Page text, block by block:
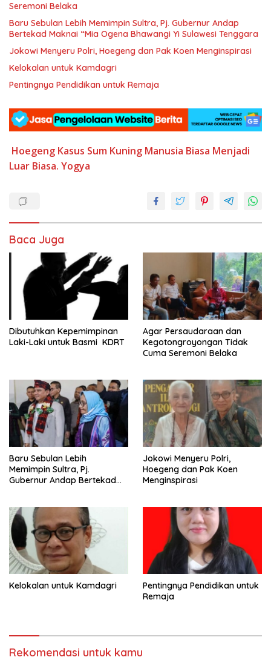
Seremoni Belaka
Baru Sebulan Lebih Memimpin Sultra, Pj. Gubernur Andap
Bertekad Maknai “Mia Ogena Bhawangi Yi Sulawesi Tenggara
Jokowi Menyeru Polri, Hoegeng dan Pak Koen Menginspirasi
Kelokalan untuk Kamdagri
Pentingnya Pendidikan untuk Remaja
Hoegeng Kasus Sum Kuning Manusia Biasa Menjadi
Luar Biasa. Yogya
Baca Juga
Dibutuhkan Kepemimpinan
Laki-Laki untuk Basmi KDRT
Agar Persaudaraan dan
Kegotongroyongan Tidak
Cuma Seremoni Belaka
Baru Sebulan Lebih
Memimpin Sultra, Pj.
Gubernur Andap Bertekad
Tenggara
Jokowi Menyeru Polri,
Hoegeng dan Pak Koen
Menginspirasi
Kelokalan untuk Kamdagri
Pentingnya Pendidikan untuk
Remaja
Rekomendasi untuk kamu